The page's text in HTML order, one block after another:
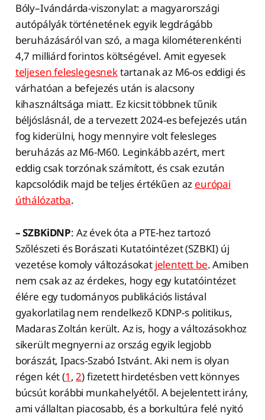
Bóly–Ivándárda-viszonylat: a magyarországi
autópályák történetének egyik legdrágább
beruházásáról van szó, a maga kilométerenkénti
4,7 milliárd forintos költségével. Amit egyesek
teljesen feleslegesnektartanak az M6-os eddigi és
várhatóan a befejezés után is alacsony
kihasználtsága miatt. Ez kicsit többnek tűnik
béljóslásnál, de a tervezett 2024-es befejezés után
fog kiderülni, hogy mennyire volt felesleges
beruházás az M6-M60. Leginkább azért, mert
eddig csak torzónak számított, és csak ezután
kapcsolódik majd be teljes értékűen az európai
úthálózatba.
– SZBKiDNP: Az évek óta a PTE-hez tartozó
Szőlészeti és Borászati Kutatóintézet (SZBKI) új
vezetése komoly változásokat jelentett be. Amiben
nem csak az az érdekes, hogy egy kutatóintézet
élére egy tudományos publikációs listával
gyakorlatilag nem rendelkező KDNP-s politikus,
Madaras Zoltán került. Az is, hogy a változásokhoz
sikerült megnyerni az ország egyik legjobb
borászát, Ipacs-Szabó Istvánt. Aki nem is olyan
régen két (1 ,2) fizetett hirdetésben vett könnyes
búcsút korábbi munkahelyétől. A bejelentett irány,
ami vállaltan piacosabb, és a borkultúra felé nyitó